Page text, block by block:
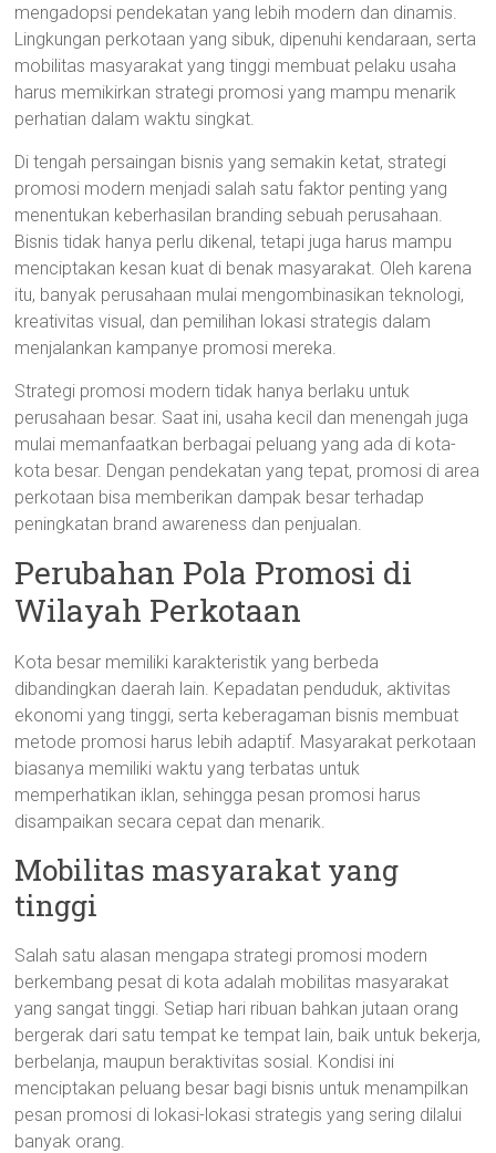
mengadopsi pendekatan yang lebih modern dan dinamis.
Lingkungan perkotaan yang sibuk, dipenuhi kendaraan, serta
mobilitas masyarakat yang tinggi membuat pelaku usaha
harus memikirkan strategi promosi yang mampu menarik
perhatian dalam waktu singkat.
Di tengah persaingan bisnis yang semakin ketat, strategi
promosi modern menjadi salah satu faktor penting yang
menentukan keberhasilan branding sebuah perusahaan.
Bisnis tidak hanya perlu dikenal, tetapi juga harus mampu
menciptakan kesan kuat di benak masyarakat. Oleh karena
itu, banyak perusahaan mulai mengombinasikan teknologi,
kreativitas visual, dan pemilihan lokasi strategis dalam
menjalankan kampanye promosi mereka.
Strategi promosi modern tidak hanya berlaku untuk
perusahaan besar. Saat ini, usaha kecil dan menengah juga
mulai memanfaatkan berbagai peluang yang ada di kota-
kota besar. Dengan pendekatan yang tepat, promosi di area
perkotaan bisa memberikan dampak besar terhadap
peningkatan brand awareness dan penjualan.
Perubahan Pola Promosi di
Wilayah Perkotaan
Kota besar memiliki karakteristik yang berbeda
dibandingkan daerah lain. Kepadatan penduduk, aktivitas
ekonomi yang tinggi, serta keberagaman bisnis membuat
metode promosi harus lebih adaptif. Masyarakat perkotaan
biasanya memiliki waktu yang terbatas untuk
memperhatikan iklan, sehingga pesan promosi harus
disampaikan secara cepat dan menarik.
Mobilitas masyarakat yang
tinggi
Salah satu alasan mengapa strategi promosi modern
berkembang pesat di kota adalah mobilitas masyarakat
yang sangat tinggi. Setiap hari ribuan bahkan jutaan orang
bergerak dari satu tempat ke tempat lain, baik untuk bekerja,
berbelanja, maupun beraktivitas sosial. Kondisi ini
menciptakan peluang besar bagi bisnis untuk menampilkan
pesan promosi di lokasi-lokasi strategis yang sering dilalui
banyak orang.